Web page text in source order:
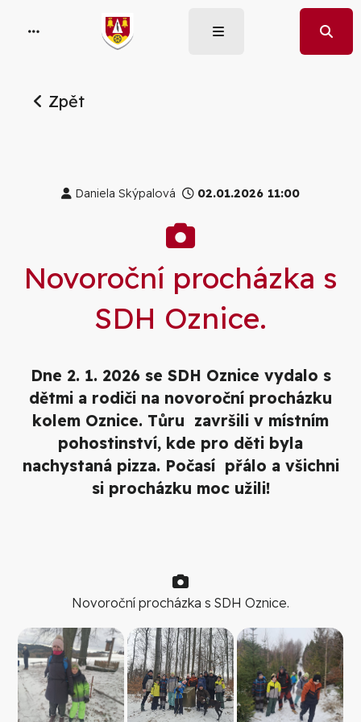
Zpět
Daniela Skýpalová 02.01.2026 11:00
Galerie
Novoroční procházka s
SDH Oznice.
Dne 2. 1. 2026 se SDH Oznice vydalo s
dětmi a rodiči na novoroční procházku
kolem Oznice. Tůru završili v místním
pohostinství, kde pro děti byla
nachystaná pizza. Počasí přálo a všichni
si procházku moc užili!
Novoroční procházka s SDH Oznice.